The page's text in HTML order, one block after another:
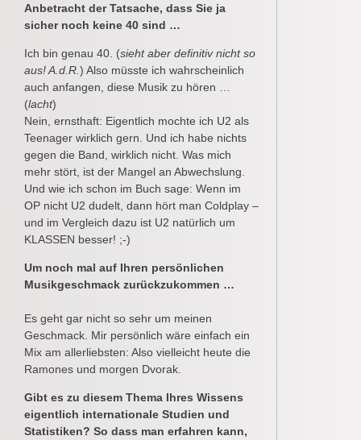
Anbetracht der Tatsache, dass Sie ja
sicher noch keine 40 sind …
Ich bin genau 40. (sieht aber definitiv nicht so
aus! A.d.R. ) Also müsste ich wahrscheinlich
auch anfangen, diese Musik zu hören …
(lacht)
Nein, ernsthaft: Eigentlich mochte ich U2 als
Teenager wirklich gern. Und ich habe nichts
gegen die Band, wirklich nicht. Was mich
mehr stört, ist der Mangel an Abwechslung.
Und wie ich schon im Buch sage: Wenn im
OP nicht U2 dudelt, dann hört man Coldplay –
und im Vergleich dazu ist U2 natürlich um
KLASSEN besser! ;-)
Um noch mal auf Ihren persönlichen
Musikgeschmack zurückzukommen …
Es geht gar nicht so sehr um meinen
Geschmack. Mir persönlich wäre einfach ein
Mix am allerliebsten: Also vielleicht heute die
Ramones und morgen Dvorak.
Gibt es zu diesem Thema Ihres Wissens
eigentlich internationale Studien und
Statistiken? So dass man erfahren kann,